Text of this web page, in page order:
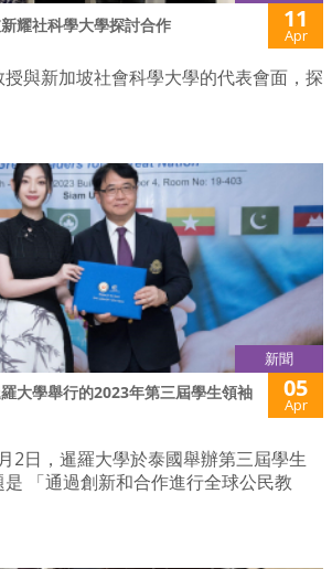
耀社科學大學探討合作 11
Apr
與新加坡社會科學大學的代表會面，探
新聞
大學舉行的2023年第三屆學生領袖
05
Apr
2日，暹羅大學於泰國舉辦第三屆學生
「通過創新和合作進行全球公民教